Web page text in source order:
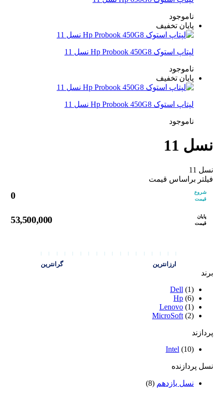
ناموجود
پایان تخفیف
لپتاپ استوک Hp Probook 450G8 نسل 11
ناموجود
پایان تخفیف
لپتاپ استوک Hp Probook 450G8 نسل 11
ناموجود
نسل 11
نسل 11
فیلتر براساس قیمت
شروع
قیمت
0
پایان
قیمت
53,500,000
ارزانترین گرانترین
برند
Dell (1)
Hp (6)
Lenovo (1)
MicroSoft (2)
پردازند
Intel (10)
نسل پردازنده
نسل یازدهم (8)